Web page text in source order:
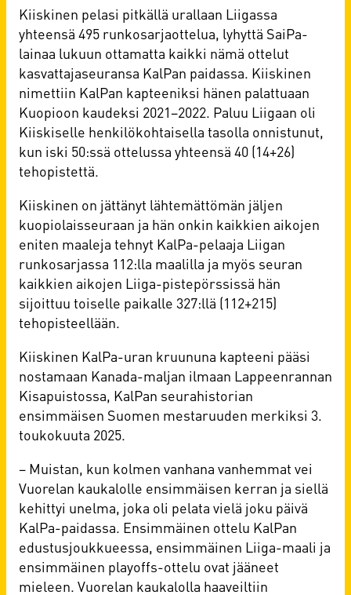
Kiiskinen pelasi pitkällä urallaan Liigassa
yhteensä 495 runkosarjaottelua, lyhyttä SaiPa-
lainaa lukuun ottamatta kaikki nämä ottelut
kasvattajaseuransa KalPan paidassa. Kiiskinen
nimettiin KalPan kapteeniksi hänen palattuaan
Kuopioon kaudeksi 2021–2022. Paluu Liigaan oli
Kiiskiselle henkilökohtaisella tasolla onnistunut,
kun iski 50:ssä ottelussa yhteensä 40 (14+26)
tehopistettä.
Kiiskinen on jättänyt lähtemättömän jäljen
kuopiolaisseuraan ja hän onkin kaikkien aikojen
eniten maaleja tehnyt KalPa-pelaaja Liigan
runkosarjassa 112:lla maalilla ja myös seuran
kaikkien aikojen Liiga-pistepörssissä hän
sijoittuu toiselle paikalle 327:llä (112+215)
tehopisteellään.
Kiiskinen KalPa-uran kruununa kapteeni pääsi
nostamaan Kanada-maljan ilmaan Lappeenrannan
Kisapuistossa, KalPan seurahistorian
ensimmäisen Suomen mestaruuden merkiksi 3.
toukokuuta 2025.
– Muistan, kun kolmen vanhana vanhemmat vei
Vuorelan kaukalolle ensimmäisen kerran ja siellä
kehittyi unelma, joka oli pelata vielä joku päivä
KalPa-paidassa. Ensimmäinen ottelu KalPan
edustusjoukkueessa, ensimmäinen Liiga-maali ja
ensimmäinen playoffs-ottelu ovat jääneet
mieleen. Vuorelan kaukalolla haaveiltiin